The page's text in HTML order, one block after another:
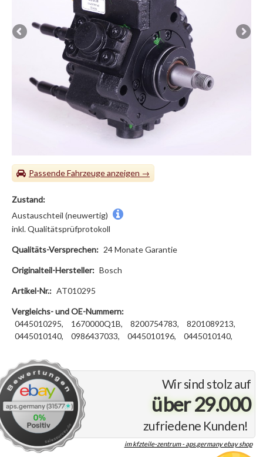
Passende Fahrzeuge
Wir sind stolz auf
über 29.000
zufriedene Kunden!
im kfzteile-zentrum - aps.germany ebay shop
Zustand:
Austauschteil (neuwertig)
inkl. Qualitätsprüfprotokoll
Qualitäts-Versprechen: 24 Monate Garantie
Originalteil-Hersteller: Bosch
Artikel-Nr.: AT010295
Vergleichs- und OE-Nummern:
0445010295,
1670000Q1B, 8200754783,
8201089213,
0445010140,
0986437033, 0445010196, 0445010140,